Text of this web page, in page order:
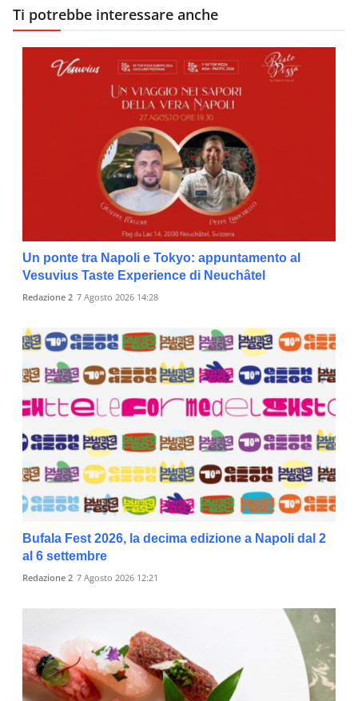
Ti potrebbe interessare anche
Un ponte tra Napoli e Tokyo: appuntamento al
Vesuvius Taste Experience di Neuchâtel
Redazione 2 7 Agosto 2026 14:28
Bufala Fest 2026, la decima edizione a Napoli dal 2
al 6 settembre
Redazione 2 7 Agosto 2026 12:21